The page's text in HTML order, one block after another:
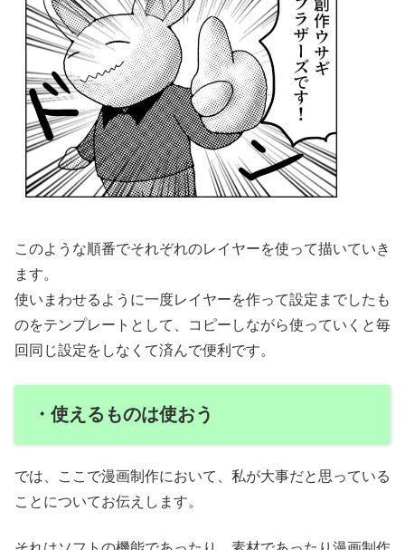
このような順番でそれぞれのレイヤーを使って描いていき
ます。
使いまわせるように一度レイヤーを作って設定までしたも
のをテンプレートとして、コピーしながら使っていくと毎
回同じ設定をしなくて済んで便利です。
・使えるものは使おう
では、ここで漫画制作において、私が大事だと思っている
ことについてお伝えします。